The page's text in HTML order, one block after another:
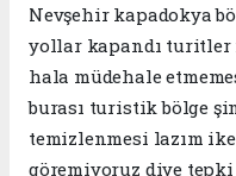
Nevşehir kapadokya
yollar kapandı turitler
hala müdehale
burası turistik bölge
temizlenmesi lazım
göremiyoruz diye